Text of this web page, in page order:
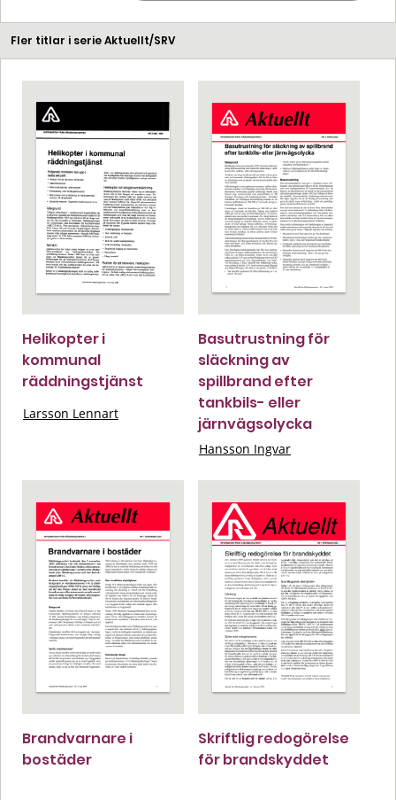
Fler titlar i serie Aktuellt/SRV
Helikopter i
kommunal
räddningstjänst
Larsson Lennart
Basutrustning för
släckning av
spillbrand efter
tankbils- eller
järnvägsolycka
Hansson Ingvar
Brandvarnare i
bostäder
Skriftlig redogörelse
för brandskyddet